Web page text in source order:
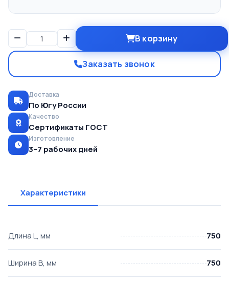
В корзину
Заказать звонок
Доставка
По Югу России
Качество
Сертификаты ГОСТ
Изготовление
3–7 рабочих дней
Характеристики
Длина L, мм 750
Ширина B, мм 750